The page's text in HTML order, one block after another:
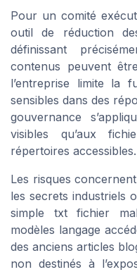
Pour un comité
outil de réduction
définissant
contenus peuvent
l’entreprise limite la
sensibles dans des
gouvernance
visibles qu’aux
répertoires accessibles.
Les risques
les secrets industriels
simple txt fichier
modèles langage
des anciens articles
non destinés à